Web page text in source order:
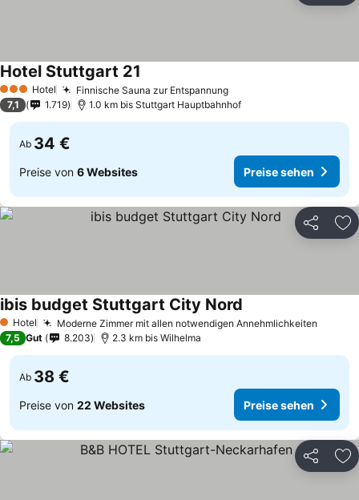
3 SterneHotel Finnische Sauna zur EntspannungPreise sehen
Hotel Stuttgart 21
7,1 1.719 1.0 km bis Stuttgart Hauptbahnhof
Ab 34 €
Preise von 6 Websites Preise sehen
Teilen
1 Sterne
Hotel Moderne Zimmer mit allen notwendigen Annehmlichkeiten
ibis budget Stuttgart City Nord
7,5 Gut 8.203 2.3 km bis Wilhelma
Ab 38 €
Preise von 22 Websites Preise sehen
Teilen